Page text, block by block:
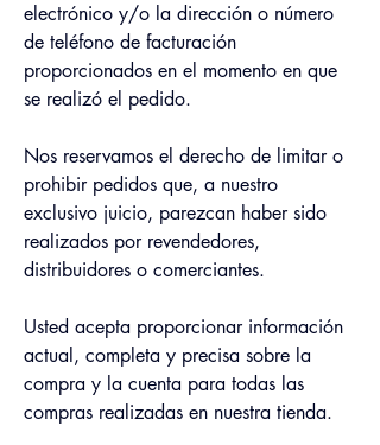
electrónico y/o la dirección o número
de teléfono de facturación
proporcionados en el momento en que
se realizó el pedido.
Nos reservamos el derecho de limitar o
prohibir pedidos que, a nuestro
exclusivo juicio, parezcan haber sido
realizados por revendedores,
distribuidores o comerciantes.
Usted acepta proporcionar información
actual, completa y precisa sobre la
compra y la cuenta para todas las
compras realizadas en nuestra tienda.